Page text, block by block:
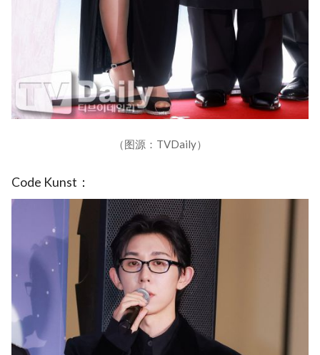
（图源：TVDaily）
Code Kunst：